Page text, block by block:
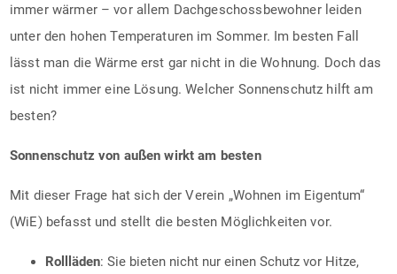
immer wärmer – vor allem Dachgeschossbewohner leiden
unter den hohen Temperaturen im Sommer. Im besten Fall
lässt man die Wärme erst gar nicht in die Wohnung. Doch das
ist nicht immer eine Lösung. Welcher Sonnenschutz hilft am
besten?
Sonnenschutz von außen wirkt am besten
Mit dieser Frage hat sich der Verein „Wohnen im Eigentum“
(WiE) befasst und stellt die besten Möglichkeiten vor.
Rollläden: Sie bieten nicht nur einen Schutz vor Hitze,